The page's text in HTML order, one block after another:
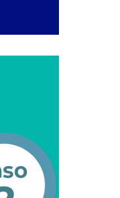
y Mecánica
en materia de
Terrestre.
para
de